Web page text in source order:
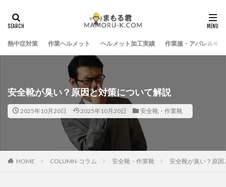
熱中症対策 作業ヘルメット ヘルメット加工実績 作業服・アパレル
安全靴が臭い？原因と対策について解説
2025年10月20日 2025年10月20日 安全靴・作業靴
HOME COLUMN-コラム 安全靴・作業靴 安全靴が臭い？原